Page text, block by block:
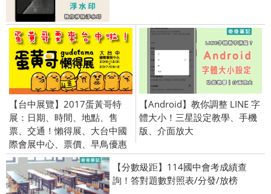
【台中展覽】2017蛋黃哥特
展：日期、時間、地點、售
票、交通！懶得展、大台中國
際會展中心、票價、早鳥優惠
【Android】教你調整 LINE 字
體大小！三星設定教學、手機
版、介面放大
【分數級距】114國中會考成績查
詢！答對題數對照表/分發/放榜